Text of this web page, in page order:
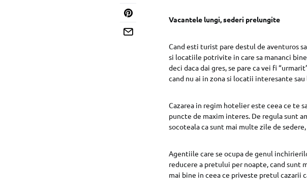
Vacantele lungi, sederi prelungite
Cand esti turist pare destul de aventuros
si locatiile potrivite in care sa mananci
deci daca dai gres, se pare ca vei fi
cand nu ai in zona si locatii interesante
Cazarea in regim hotelier este ceea ce te
puncte de maxim interes. De regula sunt
socoteala ca sunt mai multe zile de
Agentiile care se ocupa de genul
reducere a pretului per noapte, cand sunt
mai bine in ceea ce priveste pretul cazarii